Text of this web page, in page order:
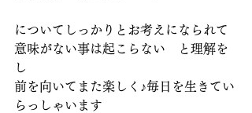
についてしっかりとお考えになられて
意味がない事は起こらない　と理解を
し
前を向いてまた楽しく♪毎日を生きてい
らっしゃいます